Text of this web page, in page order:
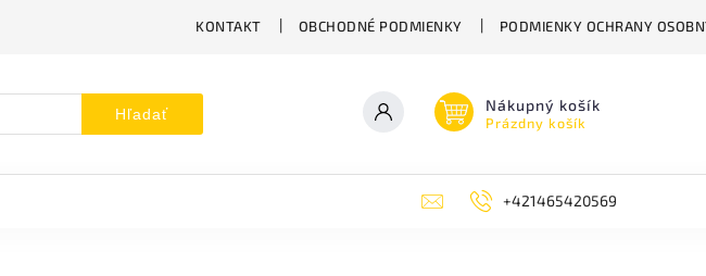
KONTAKT OBCHODNÉ PODMIENKY PODMIENKY OCHRANY
Hľadať Nákupný košík
Prázdny košík
+421465420569